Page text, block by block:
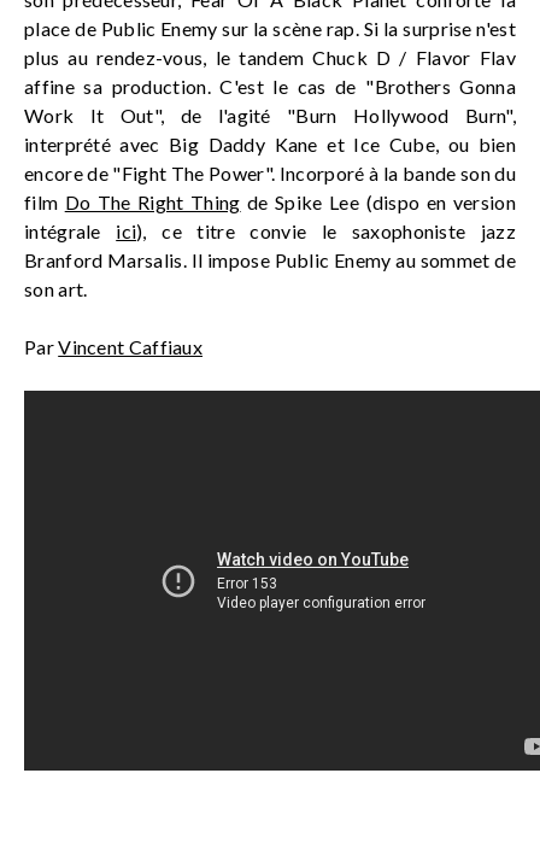
place de Public Enemy sur la scène rap. Si la surprise n'est
plus au rendez-vous, le tandem Chuck D / Flavor Flav
affine sa production. C'est le cas de "Brothers Gonna
Work It Out", de l'agité "Burn Hollywood Burn",
interprété avec Big Daddy Kane et Ice Cube, ou bien
encore de "Fight The Power". Incorporé à la bande son du
film Do The Right Thing de Spike Lee (dispo en version
intégrale ici), ce titre convie le saxophoniste jazz
Branford Marsalis. Il impose Public Enemy au sommet de
son art.
ParVincent Caffiaux